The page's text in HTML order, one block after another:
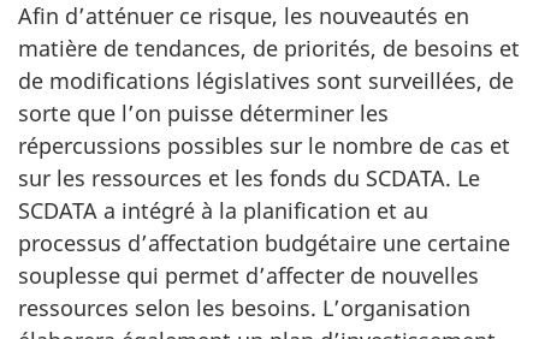
Afin d’atténuer ce risque, les nouveautés en
matière de tendances, de priorités, de besoins et
de modifications législatives sont surveillées, de
sorte que l’on puisse déterminer les
répercussions possibles sur le nombre de cas et
sur les ressources et les fonds du SCDATA. Le
SCDATA a intégré à la planification et au
processus d’affectation budgétaire une certaine
souplesse qui permet d’affecter de nouvelles
ressources selon les besoins. L’organisation